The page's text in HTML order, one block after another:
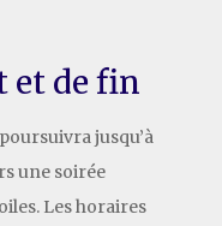
et de fin
jusqu’à
une soirée
Les horaires